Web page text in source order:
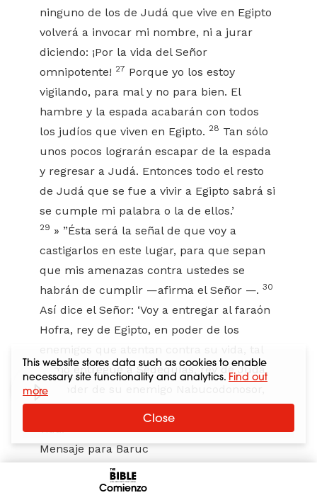
Comienzo
ninguno de los de Judá que vive en Egipto
volverá a invocar mi nombre, ni a jurar
diciendo: ¡Por la vida del Señor
omnipotente! 27 Porque yo los estoy
vigilando, para mal y no para bien. El
hambre y la espada acabarán con todos
los judíos que viven en Egipto. 28 Tan sólo
unos pocos lograrán escapar de la espada
y regresar a Judá. Entonces todo el resto
de Judá que se fue a vivir a Egipto sabrá si
se cumple mi palabra o la de ellos.’
29 » ”Ésta será la señal de que voy a
castigarlos en este lugar, para que sepan
que mis amenazas contra ustedes se
habrán de cumplir —afirma el Señor —. 30
Así dice el Señor: ‘Voy a entregar al faraón
Hofra, rey de Egipto, en poder de los
como entregué a Sedequías, rey de Judá,
en poder de su enemigo Nabucodonosor,
vida.’” »
Mensaje para Baruc
Ésta es la palabra que el profeta
Jeremías le comunicó a Baruc hijo de
This website stores data such as cookies to enable
necessary site functionality and analytics. Find out
more
Close